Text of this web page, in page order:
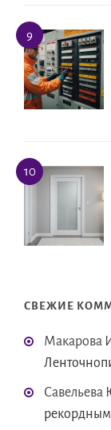
СВЕЖИЕ
Макарова
Савельева